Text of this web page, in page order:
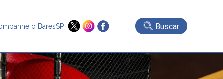
o BaresSP Buscar